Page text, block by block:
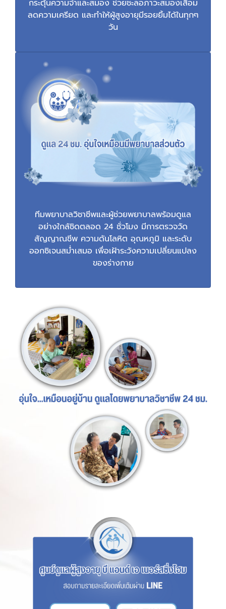
กระตุ้นความจำและสมอง ช่วยชะลอภาวะสมองเสื่อม
ลดความเครียด และทำให้ผู้สูงอายุมีรอยยิ้มได้ในทุกๆ
วัน
ทีมพยาบาลวิชาชีพและผู้ช่วยพยาบาลพร้อมดูแล
อย่างใกล้ชิดตลอด 24 ชั่วโมง มีการตรวจวัด
สัญญาณชีพ ความดันโลหิต อุณหภูมิ และระดับ
ออกซิเจนสม่ำเสมอ เพื่อเฝ้าระวังความเปลี่ยนแปลง
ของร่างกาย